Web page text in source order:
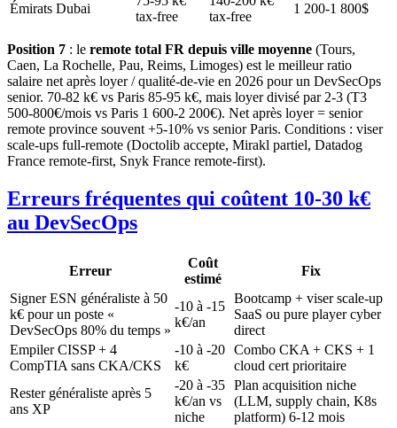
Émirats Dubai
tax-free
tax-free
1 200-1 800$
Position 7 : le remote total FR depuis ville moyenne (Tours,
Caen, La Rochelle, Pau, Reims, Limoges) est le meilleur ratio
salaire net après loyer / qualité-de-vie en 2026 pour un DevSecOps
senior. 70-82 k€ vs Paris 85-95 k€, mais loyer divisé par 2-3 (T3
500-800€/mois vs Paris 1 600-2 200€). Net après loyer = senior
remote province souvent +5-10% vs senior Paris. Conditions : viser
scale-ups full-remote (Doctolib accepte, Mirakl partiel, Datadog
France remote-first, Snyk France remote-first).
Erreurs fréquentes qui coûtent 10-30 k€
au DevSecOps
Erreur
Coût
estimé
Fix
Signer ESN généraliste à 50
k€ pour un poste «
DevSecOps 80% du temps »
-10 à -15
k€/an
Bootcamp + viser scale-up
SaaS ou pure player cyber
direct
Empiler CISSP + 4
CompTIA sans CKA/CKS
-10 à -20
k€
Combo CKA + CKS + 1
cloud cert prioritaire
Rester généraliste après 5
ans XP
-20 à -35
k€/an vs
niche
Plan acquisition niche
(LLM, supply chain, K8s
platform) 6-12 mois